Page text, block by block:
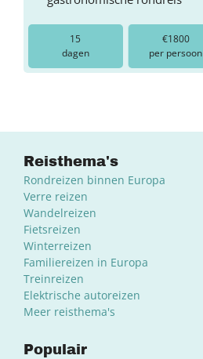
15
dagen
€1800
per persoon
Reisthema's
Rondreizen binnen Europa
Verre reizen
Wandelreizen
Fietsreizen
Winterreizen
Familiereizen in Europa
Treinreizen
Elektrische autoreizen
Meer reisthema's
Populair